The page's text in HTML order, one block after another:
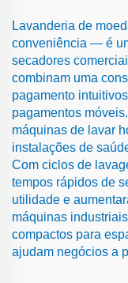
Lavanderia de
conveniência — é
secadores
combinam uma
pagamento
pagamentos
máquinas de lavar
instalações de
Com ciclos de
tempos rápidos de
utilidade e
máquinas
compactos para
ajudam negócios a